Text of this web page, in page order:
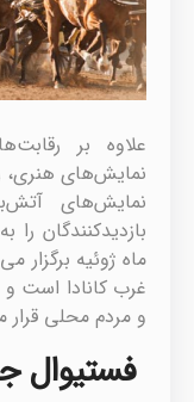
علاوه بر
نمایش‌های هنری،
نمایش‌های
بازدیدکنندگان
ماه ژوئیه برگزار
غرب کانادا است
و مردم محلی قرار
فستیوال